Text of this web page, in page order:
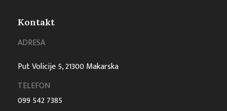
Kontakt
ADRESA
Put Volicije 5, 21300 Makarska
TELEFON
099 542 7385